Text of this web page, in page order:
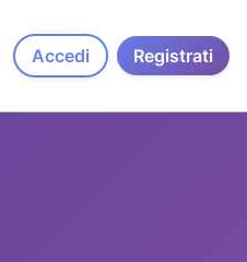
Accedi Registrati